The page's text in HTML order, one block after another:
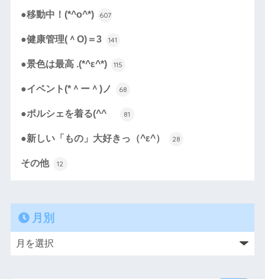
●移動中！(*^o^*) 607
●健康管理(＾O)＝3 141
●景色は最高 .(*^ε^*) 115
●イベント(*＾ー＾)ノ 68
●ポルシェを着る(^^ゞ 81
●新しい「もの」大好きっ（^ε^） 28
その他 12
月別